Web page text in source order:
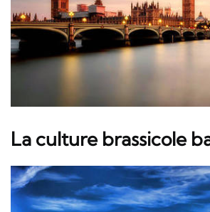
La culture brassicole